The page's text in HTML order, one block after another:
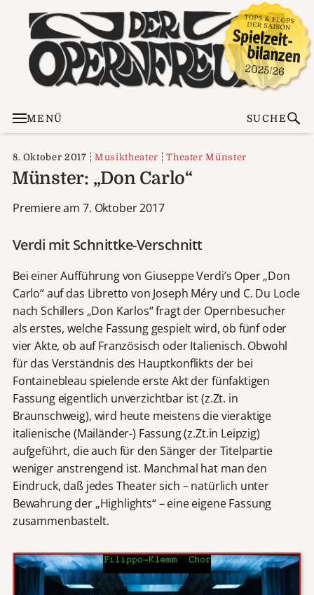
MENÜ SUCHE
8. Oktober 2017 Musiktheater Theater Münster
Münster: „Don Carlo“
Premiere am 7. Oktober 2017
Verdi mit Schnittke-Verschnitt
Bei einer Aufführung von Giuseppe Verdi’s Oper „Don
Carlo“ auf das Libretto von Joseph Méry und C. Du Locle
nach Schillers „Don Karlos“ fragt der Opernbesucher
als erstes, welche Fassung gespielt wird, ob fünf oder
vier Akte, ob auf Französisch oder Italienisch. Obwohl
für das Verständnis des Hauptkonflikts der bei
Fontainebleau spielende erste Akt der fünfaktigen
Fassung eigentlich unverzichtbar ist (z.Zt. in
Braunschweig), wird heute meistens die vieraktige
italienische (Mailänder-) Fassung (z.Zt.in Leipzig)
aufgeführt, die auch für den Sänger der Titelpartie
weniger anstrengend ist. Manchmal hat man den
Eindruck, daß jedes Theater sich – natürlich unter
Bewahrung der „Highlights“ – eine eigene Fassung
zusammenbastelt.